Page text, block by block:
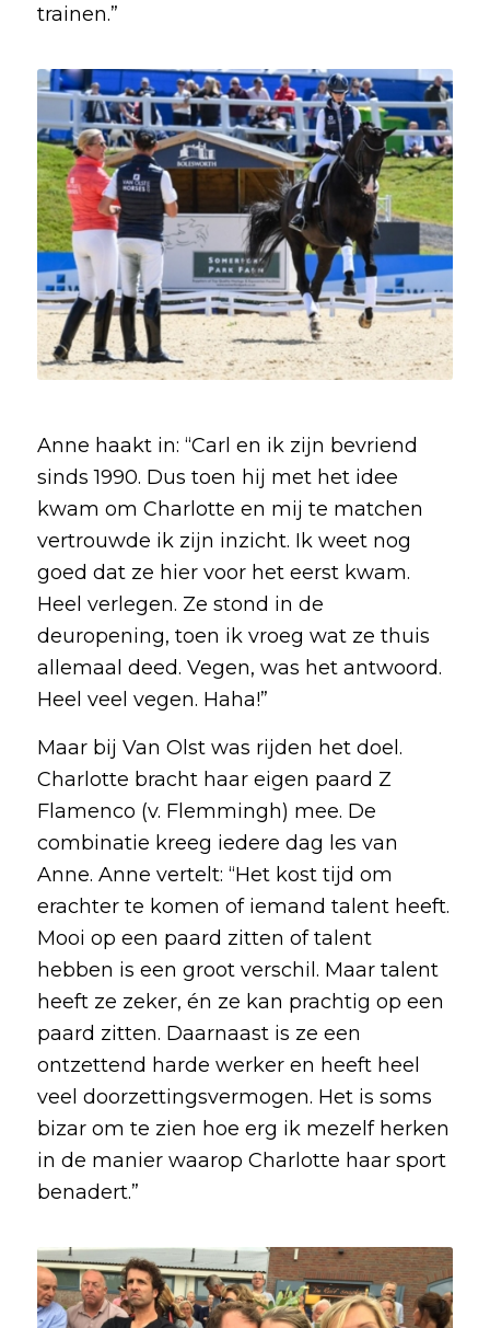
trainen.”
Anne haakt in: “Carl en ik zijn bevriend
sinds 1990. Dus toen hij met het idee
kwam om Charlotte en mij te matchen
vertrouwde ik zijn inzicht. Ik weet nog
goed dat ze hier voor het eerst kwam.
Heel verlegen. Ze stond in de
deuropening, toen ik vroeg wat ze thuis
allemaal deed. Vegen, was het antwoord.
Heel veel vegen. Haha!”
Maar bij Van Olst was rijden het doel.
Charlotte bracht haar eigen paard Z
Flamenco (v. Flemmingh) mee. De
combinatie kreeg iedere dag les van
Anne. Anne vertelt: “Het kost tijd om
erachter te komen of iemand talent heeft.
Mooi op een paard zitten of talent
hebben is een groot verschil. Maar talent
heeft ze zeker, én ze kan prachtig op een
paard zitten. Daarnaast is ze een
ontzettend harde werker en heeft heel
veel doorzettingsvermogen. Het is soms
bizar om te zien hoe erg ik mezelf herken
in de manier waarop Charlotte haar sport
benadert.”